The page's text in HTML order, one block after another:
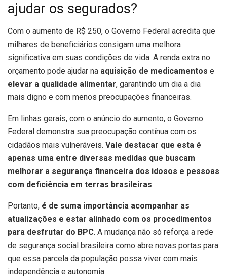
ajudar os segurados?
Com o aumento de R$ 250, o Governo Federal acredita que
milhares de beneficiários consigam uma melhora
significativa em suas condições de vida. A renda extra no
orçamento pode ajudar na aquisição de medicamentos e
elevar a qualidade alimentar, garantindo um dia a dia
mais digno e com menos preocupações financeiras.
Em linhas gerais, com o anúncio do aumento, o Governo
Federal demonstra sua preocupação contínua com os
cidadãos mais vulneráveis. Vale destacar que esta é
apenas uma entre diversas medidas que buscam
melhorar a segurança financeira dos idosos e pessoas
com deficiência em terras brasileiras.
Portanto, é de suma importância acompanhar as
atualizações e estar alinhado com os procedimentos
para desfrutar do BPC. A mudança não só reforça a rede
de segurança social brasileira como abre novas portas para
que essa parcela da população possa viver com mais
independência e autonomia.